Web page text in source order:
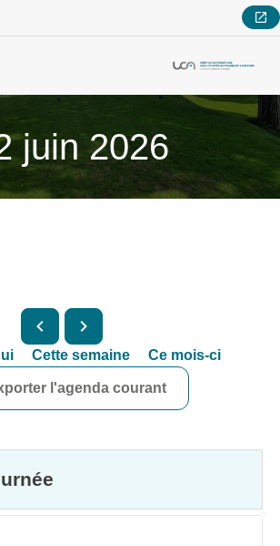
juin 2026
Cette semaine Ce mois-ci
l'agenda courant